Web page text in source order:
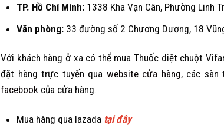
TP. Hồ Chí Minh: 1338 Kha Vạn Cân, Phường Linh
Văn phòng: 33 đường số 2 Chương Dương, 18
Với khách hàng ở xa có thể mua Thuốc diệt chuột
đặt hàng trực tuyến qua website cửa hàng, các sàn
facebook của cửa hàng.
Mua hàng qua lazada tại đây